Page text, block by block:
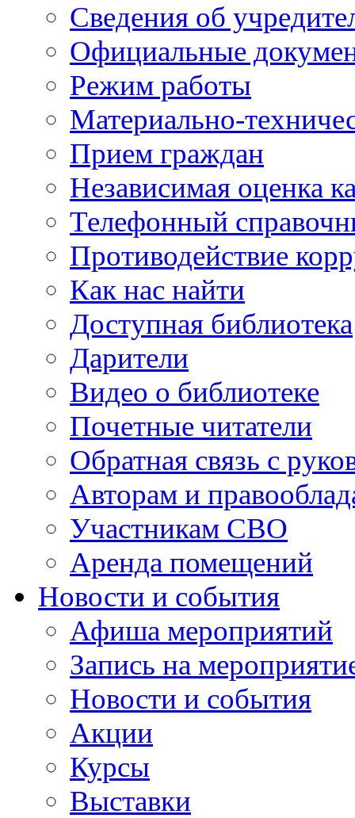
Сведения об
Официальные
Режим работы
Материально-
Прием граждан
Независимая оценка
Телефонный
Противодействие
Как нас найти
Доступная библиотека
Дарители
Видео о библиотеке
Почетные читатели
Обратная связь с
Авторам и
Участникам СВО
Аренда помещений
Новости и события
Афиша мероприятий
Запись на
Новости и события
Акции
Курсы
Выставки